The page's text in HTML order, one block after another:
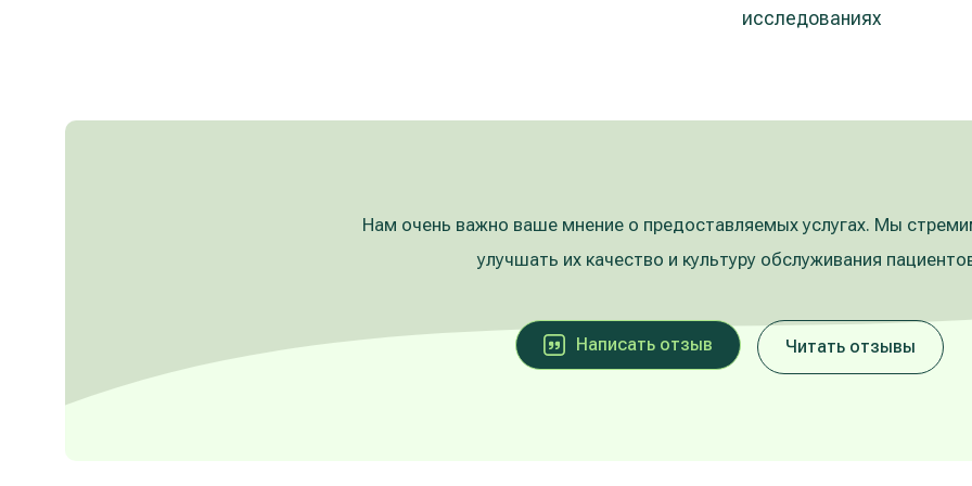
исследованиях
Нам очень важно ваше мнение о предоставляемых услугах. Мы
улучшать их качество и культуру обслуживания
Написать oтзыв Читать отзывы